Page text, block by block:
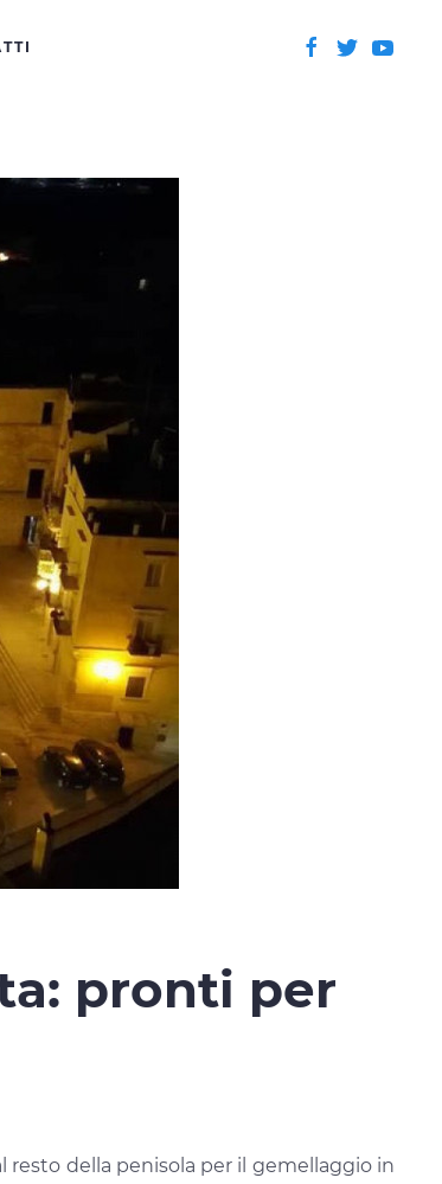
pronti per
resto della penisola per il gemellaggio in